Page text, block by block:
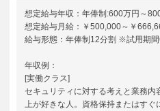
想定給与年収：年俸制:600万円～
想定給与月給：￥500,000～￥
給与形態：年俸制12分割 ※試用期
年収例：
[実働クラス]
セキュリティに対する考えと業務
上が好きな人。資格保持またはすぐ